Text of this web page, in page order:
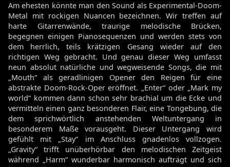
Am ehesten könnte man den Sound als Experimental-Doom-
Metal mit rockigen Nuancen bezeichnen. Wir treffen auf
harte Gitarrenwände, traurige melodische Brücken,
begegnen einigen Pianosequenzen und werden stets von
dem herrlich, teils krätzigen Gesang wieder auf den
richtigen Weg gebracht. Und genau dieser Weg umfasst
neun absolut natürliche und wegweisende Songs, die mit
„Mouth“ als geradlinigen Opener den Reigen für eine
abstrakte Doom-Rock-Oper eröffnet. „Enter“ oder „Mark my
world“ kommen dann schon sehr brachial um die Ecke und
vermitteln einen ganz besonderen Flair, eine Tongebung, die
dem sprichwörtlich anstehenden Weltuntergang in
besonderem Maße vorausgeht. Dieser Untergang wird
gefühlt mit „Stay“ im Anschluss gnadenlos vollzogen.
„Gravity“ trifft unüberhörbar den melodischen Zeitgeist
während „Harm“ wunderbar harmonisch aufträgt und sich